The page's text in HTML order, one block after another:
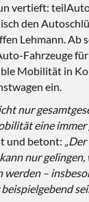
vertieft:
den
Lehmann.
Fahrzeuge
Mobilität in
ein.
nur
eine immer
und betont:
nur
werden –